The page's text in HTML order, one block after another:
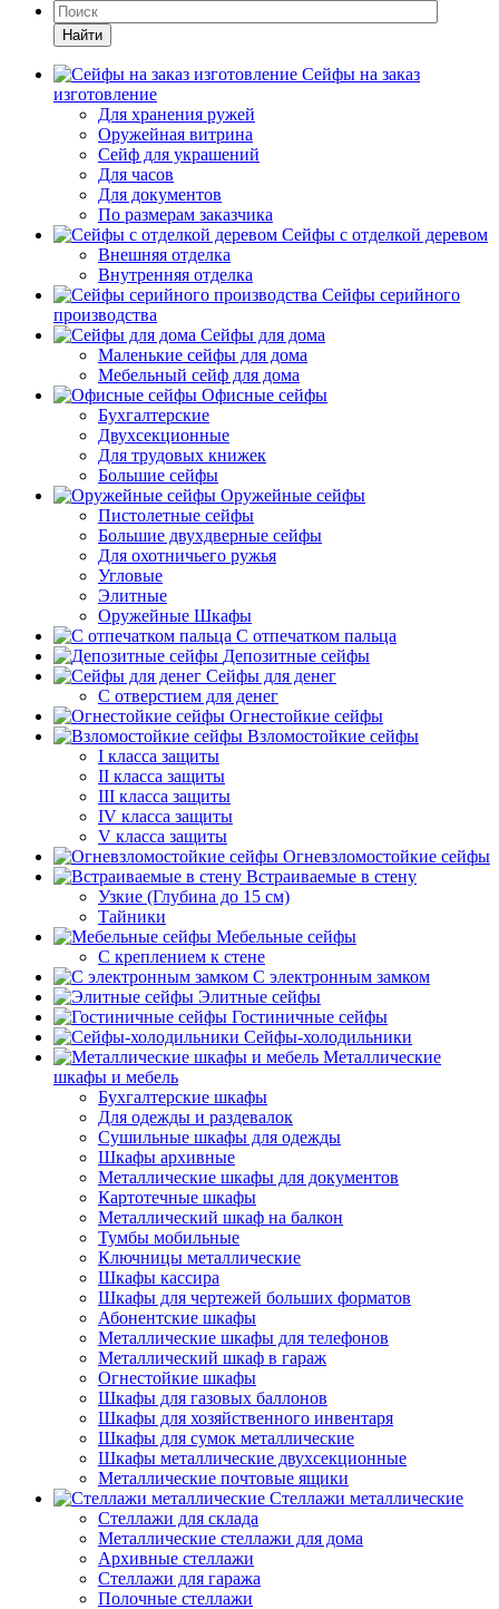
Найти
Сейфы на заказ
изготовление
Для хранения ружей
Оружейная витрина
Сейф для украшений
Для часов
Для документов
По размерам заказчика
Сейфы с отделкой деревом
Внешняя отделка
Внутренняя отделка
Сейфы серийного
производства
Сейфы для дома
Маленькие сейфы для дома
Мебельный сейф для дома
Офисные сейфы
Бухгалтерские
Двухсекционные
Для трудовых книжек
Большие сейфы
Оружейные сейфы
Пистолетные сейфы
Большие двухдверные сейфы
Для охотничьего ружья
Угловые
Элитные
Оружейные Шкафы
С отпечатком пальца
Депозитные сейфы
Сейфы для денег
С отверстием для денег
Огнестойкие сейфы
Взломостойкие сейфы
I класса защиты
II класса защиты
III класса защиты
IV класса защиты
V класса защиты
Огневзломостойкие сейфы
Встраиваемые в стену
Узкие (Глубина до 15 см)
Тайники
Мебельные сейфы
С креплением к стене
С электронным замком
Элитные сейфы
Гостиничные сейфы
Сейфы-холодильники
Металлические
шкафы и мебель
Бухгалтерские шкафы
Для одежды и раздевалок
Сушильные шкафы для одежды
Шкафы архивные
Металлические шкафы для документов
Картотечные шкафы
Металлический шкаф на балкон
Тумбы мобильные
Ключницы металлические
Шкафы кассира
Шкафы для чертежей больших форматов
Абонентские шкафы
Металлические шкафы для телефонов
Металлический шкаф в гараж
Огнестойкие шкафы
Шкафы для газовых баллонов
Шкафы для хозяйственного инвентаря
Шкафы для сумок металлические
Шкафы металлические двухсекционные
Металлические почтовые ящики
Стеллажи металлические
Стеллажи для склада
Металлические стеллажи для дома
Архивные стеллажи
Стеллажи для гаража
Полочные стеллажи